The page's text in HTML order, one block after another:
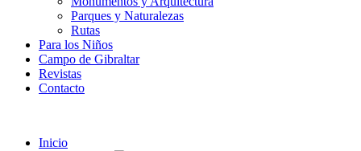
Parques y Naturalezas
Rutas
Para los Niños
Campo de Gibraltar
Revistas
Contacto
Inicio